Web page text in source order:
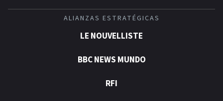
ALIANZAS ESTRATÉGICAS
LE NOUVELLISTE
BBC NEWS MUNDO
RFI